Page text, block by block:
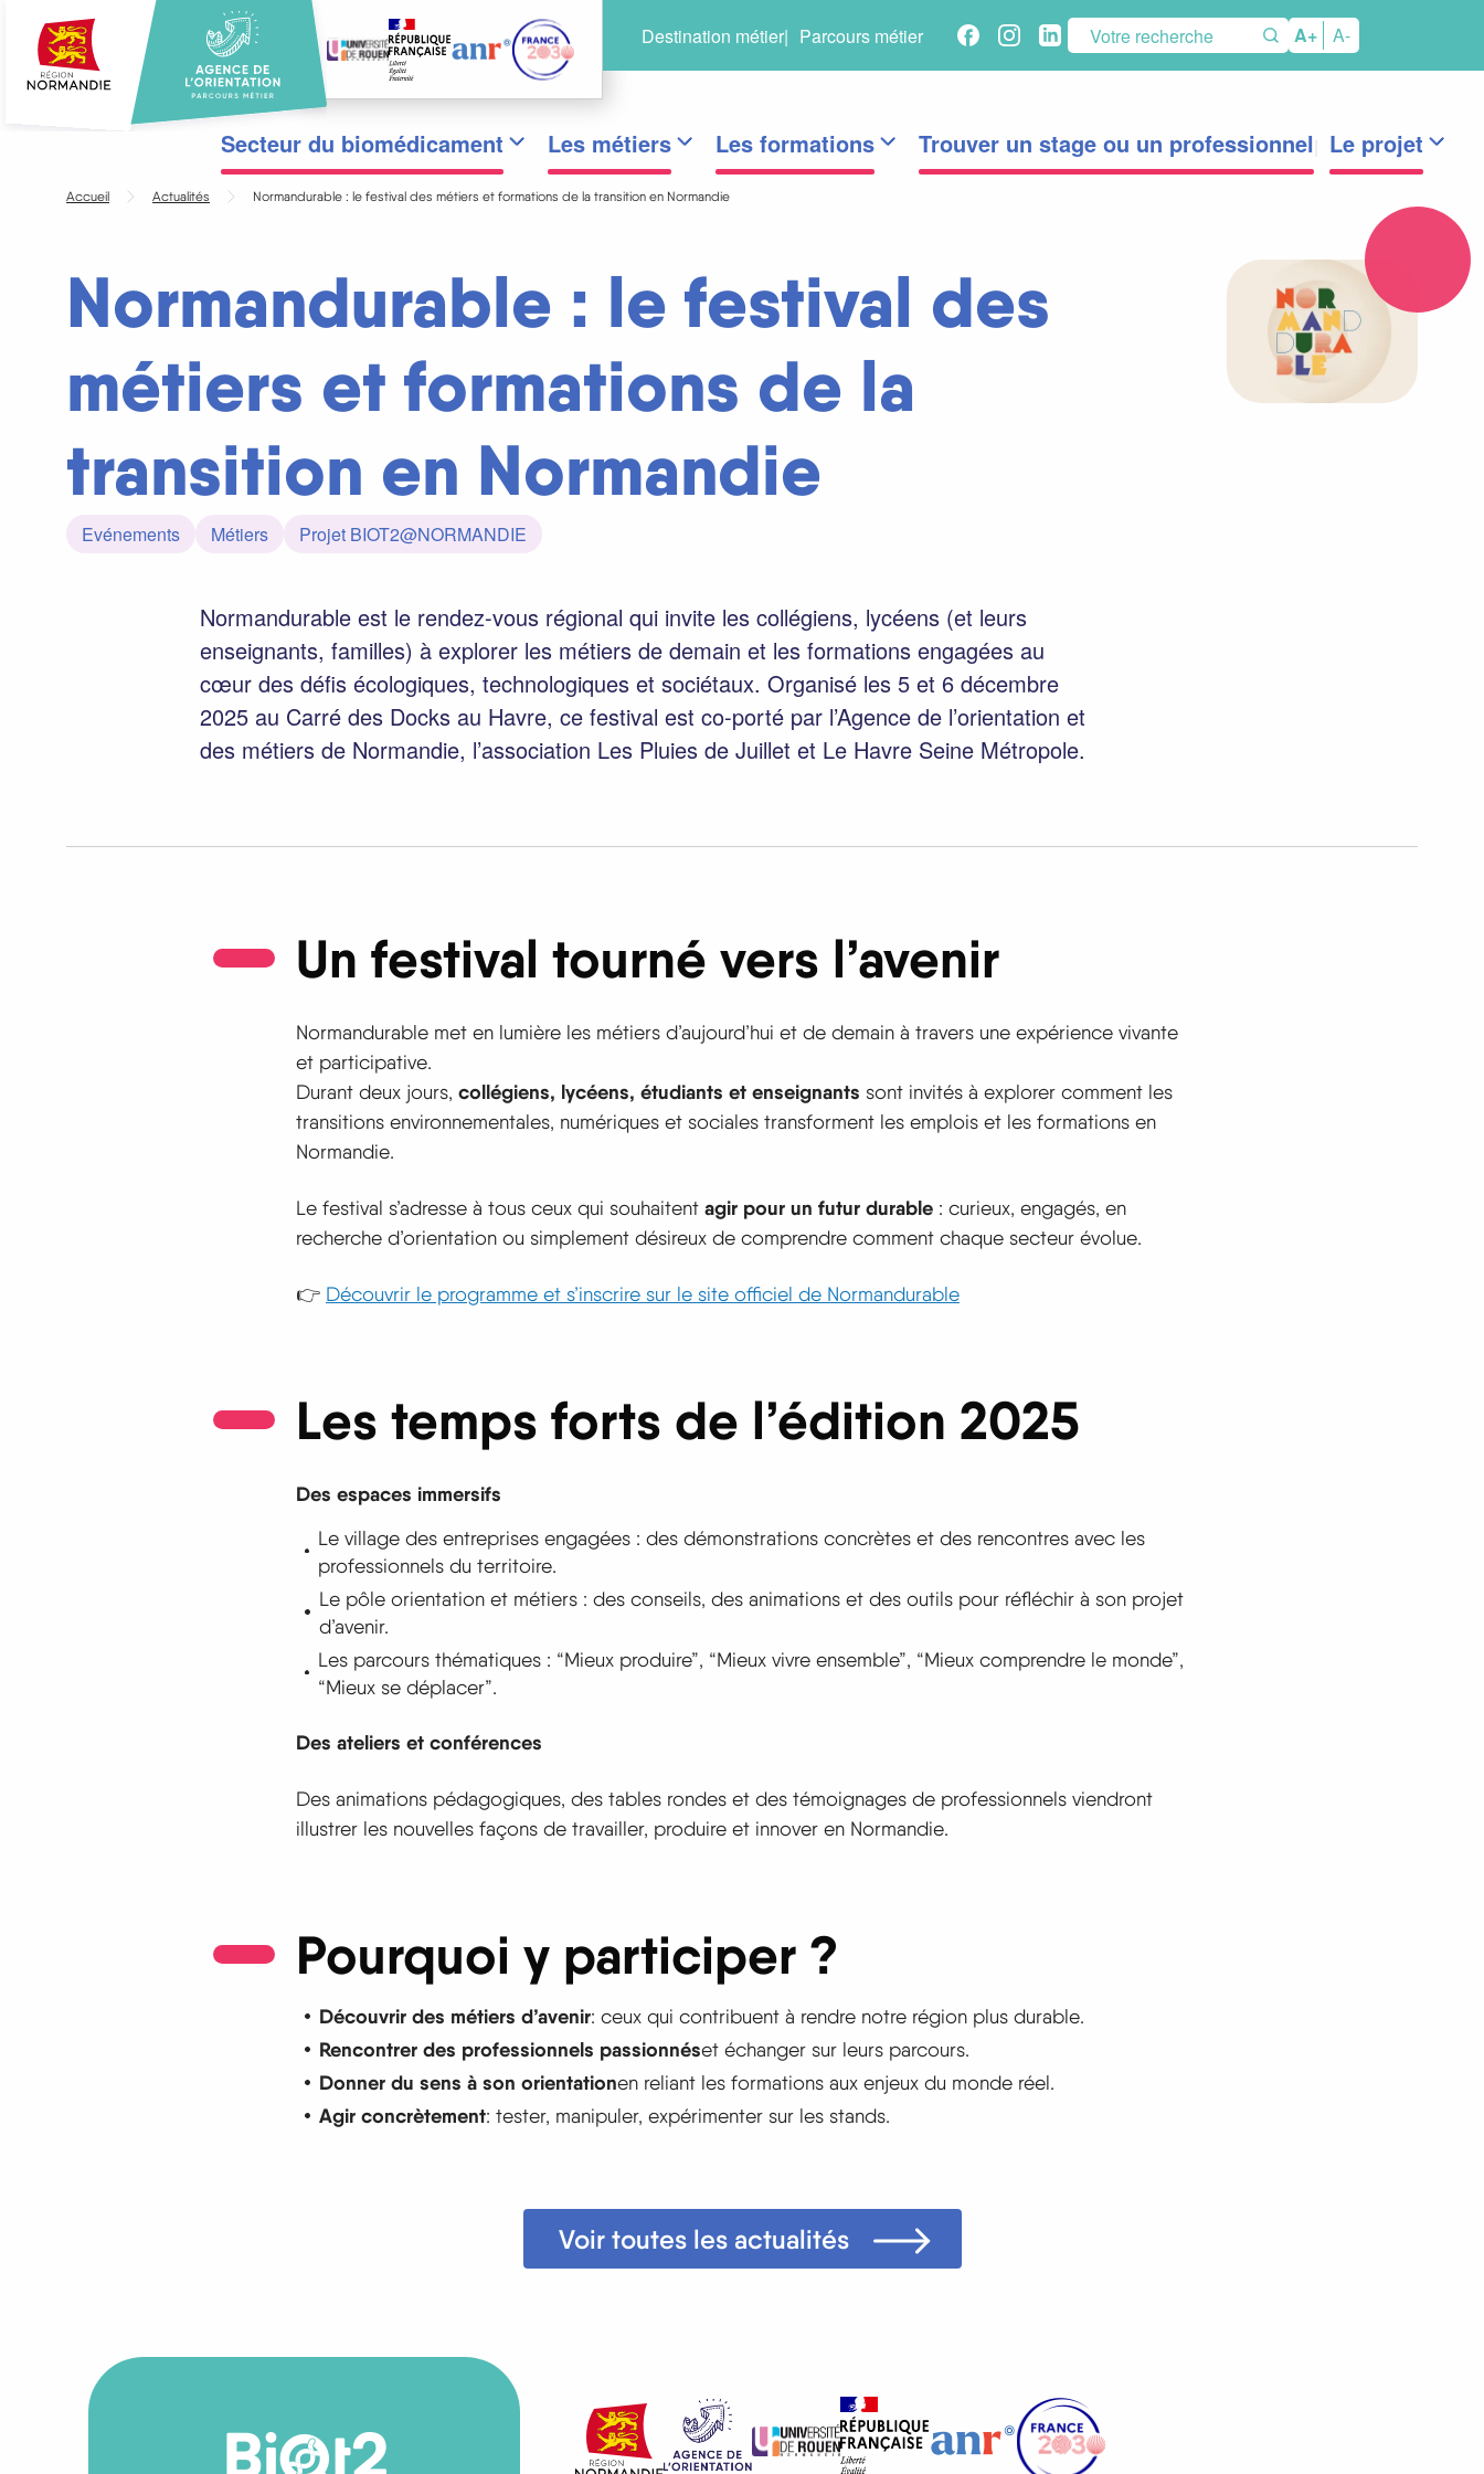
contenu
principal
Menu
principal
Secteur du biomédicament Les métiers Les formations Trouver un stage ou un professionnel Le projet
Menu
Destination métier Parcours métier
Réseaux
A+ A-
Accueil Actualités Normandurable : le festival des métiers et formations de la transition en Normandie
Normandurable : le festival des
métiers et formations de la
transition en Normandie
Evénements Métiers Projet BIOT2@NORMANDIE
Normandurable est le rendez-vous régional qui invite les collégiens, lycéens (et leurs
enseignants, familles) à explorer les métiers de demain et les formations engagées au
cœur des défis écologiques, technologiques et sociétaux. Organisé les 5 et 6 décembre
2025 au Carré des Docks au Havre, ce festival est co-porté par l’Agence de l’orientation et
des métiers de Normandie, l’association Les Pluies de Juillet et Le Havre Seine Métropole.
Un festival tourné vers l’avenir
Normandurable met en lumière les métiers d’aujourd’hui et de demain à travers une expérience vivante
et participative.
Durant deux jours, collégiens, lycéens, étudiants et enseignants sont invités à explorer comment les
transitions environnementales, numériques et sociales transforment les emplois et les formations en
Normandie.
Le festival s’adresse à tous ceux qui souhaitent agir pour un futur durable : curieux, engagés, en
recherche d’orientation ou simplement désireux de comprendre comment chaque secteur évolue.
👉 Découvrir le programme et s’inscrire sur le site officiel de Normandurable
Les temps forts de l’édition 2025
Des espaces immersifs
Le village des entreprises engagées : des démonstrations concrètes et des rencontres avec les
professionnels du territoire.
Le pôle orientation et métiers : des conseils, des animations et des outils pour réfléchir à son projet
d’avenir.
Les parcours thématiques : “Mieux produire”, “Mieux vivre ensemble”, “Mieux comprendre le monde”,
“Mieux se déplacer”.
Des ateliers et conférences
Des animations pédagogiques, des tables rondes et des témoignages de professionnels viendront
illustrer les nouvelles façons de travailler, produire et innover en Normandie.
Pourquoi y participer ?
Découvrir des métiers d’avenir: ceux qui contribuent à rendre notre région plus durable.
Rencontrer des professionnels passionnéset échanger sur leurs parcours.
Donner du sens à son orientationen reliant les formations aux enjeux du monde réel.
Agir concrètement: tester, manipuler, expérimenter sur les stands.
Voir toutes les actualités